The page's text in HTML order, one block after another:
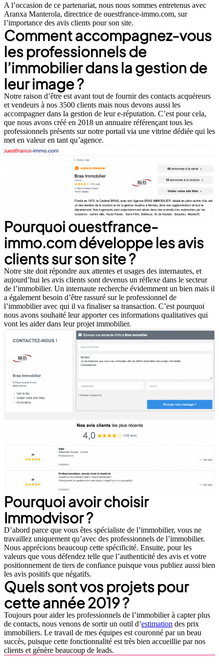
A l’occasion de ce partenariat, nous nous sommes entretenus avec
Aranxa Manterola, directrice de ouestfrance-immo.com, sur
l’importance des avis clients pour son site.
Comment accompagnez-vous
les professionnels de
l’immobilier dans la gestion de
leur image ?
Notre raison d’être est avant tout de fournir des contacts acquéreurs
et vendeurs à nos 3500 clients mais nous devons aussi les
accompagner dans la gestion de leur e-réputation. C’est pour cela,
que nous avons créé en 2018 un annuaire référençant tous les
professionnels présents sur notre portail via une vitrine dédiée qui les
met en valeur en tant qu’agence.
Pourquoi ouestfrance-
immo.com développe les avis
clients sur son site ?
Notre site doit répondre aux attentes et usages des internautes, et
aujourd’hui les avis clients sont devenus un réflexe dans le secteur
de l’immobilier. Un internaute recherche évidemment un bien mais il
a également besoin d’être rassuré sur le professionnel de
l’immobilier avec qui il va finaliser sa transaction. C’est pourquoi
nous avons souhaité leur apporter ces informations qualitatives qui
vont les aider dans leur projet immobilier.
Pourquoi avoir choisir
Immodvisor ?
D’abord parce que vous êtes spécialiste de l’immobilier, vous ne
travaillez uniquement qu’avec des professionnels de l’immobilier.
Nous apprécions beaucoup cette spécificité. Ensuite, pour les
valeurs que vous défendez telle que l’authenticité des avis et votre
positionnement de tiers de confiance puisque vous publiez aussi bien
les avis positifs que négatifs.
Quels sont vos projets pour
cette année 2019 ?
Toujours pour aider les professionnels de l’immobilier à capter plus
de contacts, nous venons de sortir un outil d’estimation des prix
immobiliers. Le travail de mes équipes est couronné par un beau
succès, puisque cette fonctionnalité est très bien accueillie par nos
clients et génère beaucoup de leads.